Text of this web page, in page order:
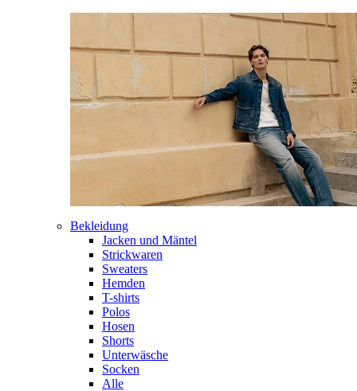
Bekleidung
Jacken und Mäntel
Strickwaren
Sweaters
Hemden
T-shirts
Polos
Hosen
Shorts
Unterwäsche
Socken
Alle